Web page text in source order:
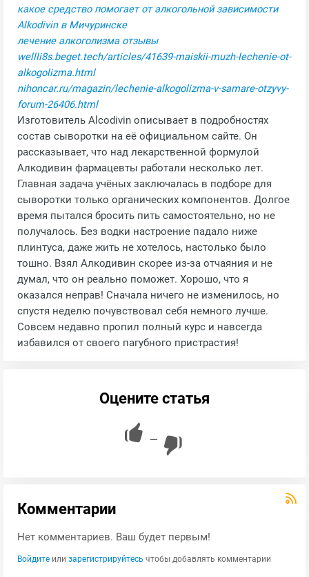
какое средство помогает от алкогольной зависимости
Alkodivin в Мичуринске
лечение алкоголизма отзывы
wellli8s.beget.tech/articles/41639-maiskii-muzh-lechenie-ot-
alkogolizma.html
nihoncar.ru/magazin/lechenie-alkogolizma-v-samare-otzyvy-
forum-26406.html
Изготовитель Alcodivin описывает в подробностях
состав сыворотки на её официальном сайте. Он
рассказывает, что над лекарственной формулой
Алкодивин фармацевты работали несколько лет.
Главная задача учёных заключалась в подборе для
сыворотки только органических компонентов. Долгое
время пытался бросить пить самостоятельно, но не
получалось. Без водки настроение падало ниже
плинтуса, даже жить не хотелось, настолько было
тошно. Взял Алкодивин скорее из-за отчаяния и не
думал, что он реально поможет. Хорошо, что я
оказался неправ! Сначала ничего не изменилось, но
спустя неделю почувствовал себя немного лучше.
Совсем недавно пропил полный курс и навсегда
избавился от своего пагубного пристрастия!
Оцените статья
—
Комментарии
Нет комментариев. Ваш будет первым!
Войдите или зарегистрируйтесь чтобы добавлять комментарии